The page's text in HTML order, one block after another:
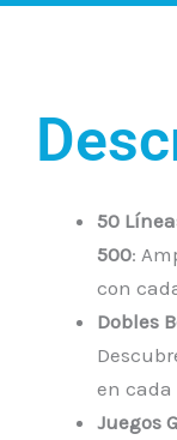
50
500:
con
Dobles
en
Juegos